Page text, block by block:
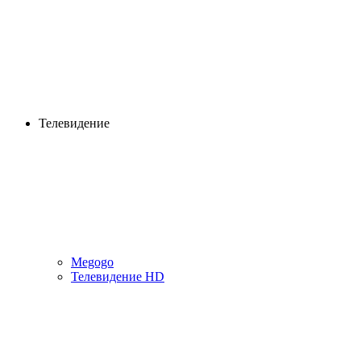
Телевидение
Megogo
Телевидение HD